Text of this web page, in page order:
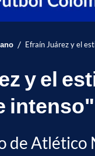
/ Efraín Juárez y el
y el
intenso"
de Atlético